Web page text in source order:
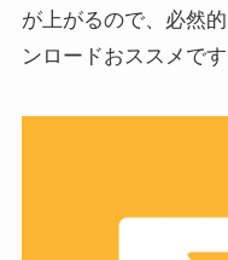
が上がるので、必然
ンロードおススメです